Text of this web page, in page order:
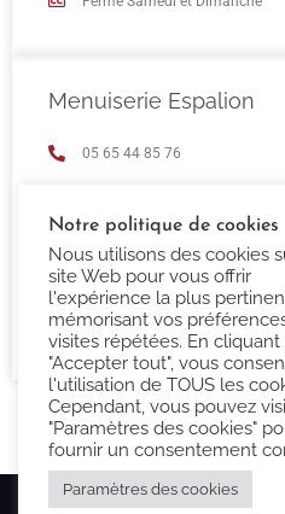
Menuiserie Espalion
05 65 44 85 76
23 Boulevard de Guizard
Lundi au Vendredi 9h00 -
Fermé Samedi et Dimanche
Copyright Confort-
Notre politique de cookies
Nous utilisons des cookies
site Web pour vous offrir
l'expérience la plus
mémorisant vos
visites répétées. En cliquant
"Accepter tout", vous
l'utilisation de TOUS les
Cependant, vous pouvez
"Paramètres des cookies"
fournir un consentement
Paramètres des cookies